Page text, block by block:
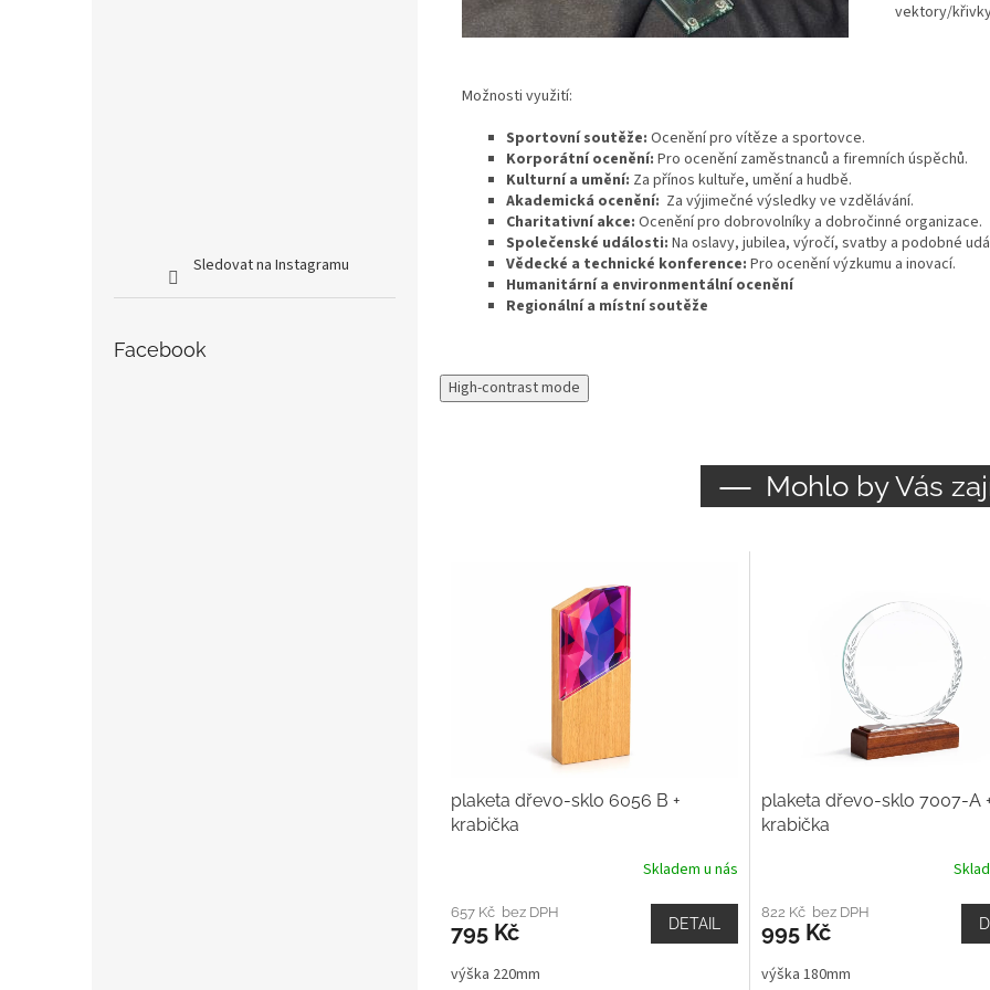
Sledovat na Instagramu
Facebook
vektory/
Možnosti využití:
Sportovní soutěže: Ocenění pro vítěze a sportovce.
Korporátní ocenění: Pro ocenění zaměstnanců a firemních úspěchů.
Kulturní a umění: Za přínos kultuře, umění a hudbě.
Akademická ocenění: Za výjimečné výsledky ve vzdělávání.
Charitativní akce: Ocenění pro dobrovolníky a dobročinné organizace.
Společenské události: Na oslavy, jubilea, výročí, svatby a podobné
Vědecké a technické konference: Pro ocenění výzkumu a inovací.
Humanitární a environmentální ocenění
Regionální a místní soutěže
High-contrast mode
Mohlo by Vás
plaketa dřevo-sklo 6056 B +
krabička
Skladem u nás
657 Kč bez DPH
795 Kč DETAIL
výška 220mm
plaketa dřevo-sklo 7007-A
krabička
822 Kč bez DPH
995 Kč
výška 180mm